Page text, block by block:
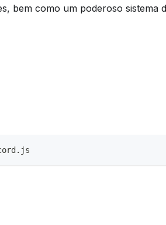
bem como um poderoso sistema